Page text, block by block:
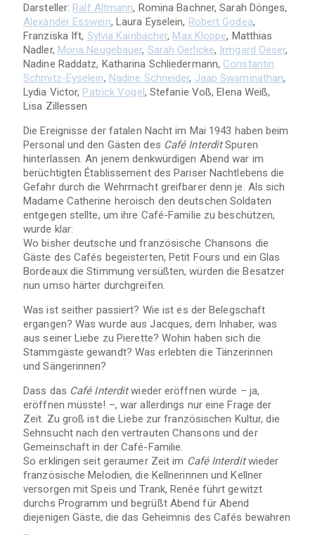
Darsteller: Ralf Altmann, Romina Bachner, Sarah Dönges,
Alexander Esswein, Laura Eyselein, Robert Godea,
Franziska Ift, Sylvia Kainbacher, Max Kloppe, Matthias
Nadler, Mona Neugebauer, Sarah Oerlicke, Irmgard Oeser,
Nadine Raddatz, Katharina Schliedermann, Constantin
Schmitz-Eyselein, Nadine Schneider, Jaap Swaminathan,
Lydia Victor, Patrick Vogel, Stefanie Voß, Elena Weiß,
Lisa Zillessen
Die Ereignisse der fatalen Nacht im Mai 1943 haben beim
Personal und den Gästen des Café InterditSpuren
hinterlassen. An jenem denkwürdigen Abend war im
berüchtigten Établissement des Pariser Nachtlebens die
Gefahr durch die Wehrmacht greifbarer denn je. Als sich
Madame Catherine heroisch den deutschen Soldaten
entgegen stellte, um ihre Café-Familie zu beschützen,
wurde klar:
Wo bisher deutsche und französische Chansons die
Gäste des Cafés begeisterten, Petit Fours und ein Glas
Bordeaux die Stimmung versüßten, würden die Besatzer
nun umso härter durchgreifen.
Was ist seither passiert? Wie ist es der Belegschaft
ergangen? Was wurde aus Jacques, dem Inhaber, was
aus seiner Liebe zu Pierette? Wohin haben sich die
Stammgäste gewandt? Was erlebten die Tänzerinnen
und Sängerinnen?
Dass das Café Interditwieder eröffnen würde – ja,
eröffnen müsste! –, war allerdings nur eine Frage der
Zeit. Zu groß ist die Liebe zur französischen Kultur, die
Sehnsucht nach den vertrauten Chansons und der
Gemeinschaft in der Café-Familie.
So erklingen seit geraumer Zeit im Café Interditwieder
französische Melodien, die Kellnerinnen und Kellner
versorgen mit Speis und Trank, Renée führt gewitzt
durchs Programm und begrüßt Abend für Abend
diejenigen Gäste, die das Geheimnis des Cafés bewahren
…